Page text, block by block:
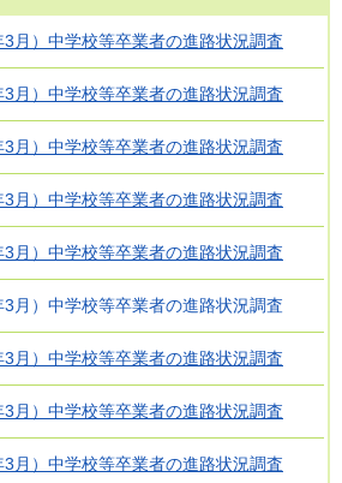
月）中学校等卒業者の進路状況調査
月）中学校等卒業者の進路状況調査
月）中学校等卒業者の進路状況調査
月）中学校等卒業者の進路状況調査
月）中学校等卒業者の進路状況調査
月）中学校等卒業者の進路状況調査
月）中学校等卒業者の進路状況調査
月）中学校等卒業者の進路状況調査
月）中学校等卒業者の進路状況調査